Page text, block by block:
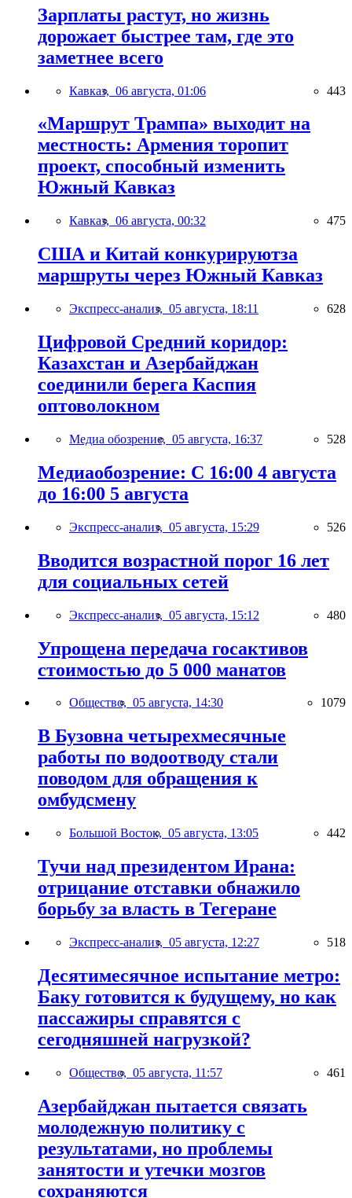
Зарплаты растут, но жизнь
дорожает быстрее там, где это
заметнее всего
Кавказ, 06 августа, 01:06 443
«Маршрут Трампа» выходит на
местность: Армения торопит
проект, способный изменить
Южный Кавказ
Кавказ, 06 августа, 00:32 475
США и Китай конкурируютза
маршруты через Южный Кавказ
Экспресс-анализ, 05 августа, 18:11 628
Цифровой Средний коридор:
Казахстан и Азербайджан
соединили берега Каспия
оптоволокном
Медиа обозрение, 05 августа, 16:37 528
Медиаобозрение: С 16:00 4 августа
до 16:00 5 августа
Экспресс-анализ, 05 августа, 15:29 526
Вводится возрастной порог 16 лет
для социальных сетей
Экспресс-анализ, 05 августа, 15:12 480
Упрощена передача госактивов
стоимостью до 5 000 манатов
Общество, 05 августа, 14:30 1079
В Бузовна четырехмесячные
работы по водоотводу стали
поводом для обращения к
омбудсмену
Большой Восток, 05 августа, 13:05 442
Тучи над президентом Ирана:
отрицание отставки обнажило
борьбу за власть в Тегеране
Экспресс-анализ, 05 августа, 12:27 518
Десятимесячное испытание метро:
Баку готовится к будущему, но как
пассажиры справятся с
сегодняшней нагрузкой?
Общество, 05 августа, 11:57 461
Азербайджан пытается связать
молодежную политику с
результатами, но проблемы
занятости и утечки мозгов
сохраняются